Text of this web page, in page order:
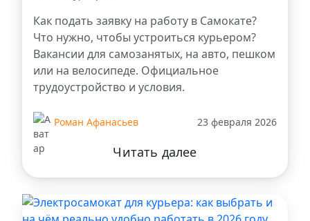
Как подать заявку на работу в Самокате?
Что нужно, чтобы устроиться курьером?
Вакансии для самозанятых, на авто, пешком
или на велосипеде. Официальное
трудоустройство и условия.
Роман Афанасьев 23 февраля 2026
Читать далее